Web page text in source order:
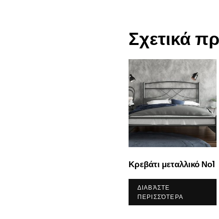
Σχετικά
Κρεβάτι μεταλλικό Νο1
ΔΙΑΒΆΣΤΕ
ΠΕΡΙΣΣΌΤΕΡΑ